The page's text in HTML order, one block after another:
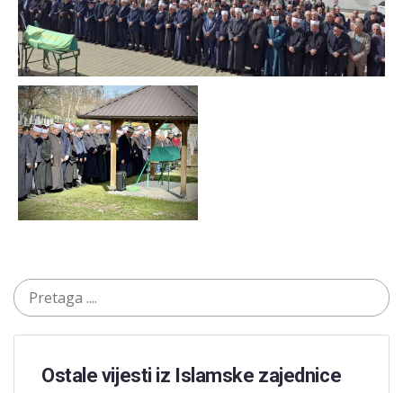
Ostale vijesti iz Islamske zajednice